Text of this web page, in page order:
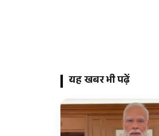
यह खबर भी पढ़ें